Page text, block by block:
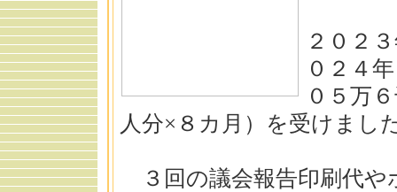
２０２
０２４
０５万
人分×８カ月）を受けまし
３回の議会報告印刷代や